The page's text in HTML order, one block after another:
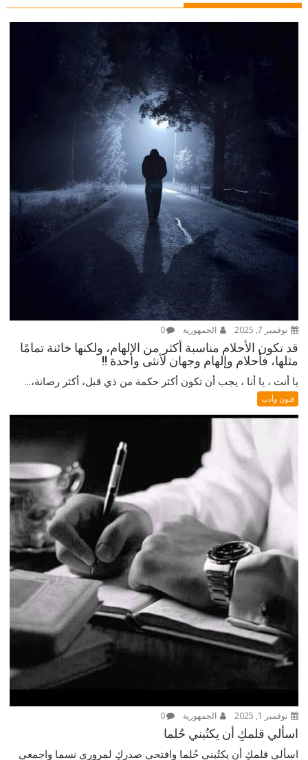
نوفمبر 7, 2025 الجمهورية 0
قد تكون الأحلام مناسبة أكثر من الإلهام، ولكنها خائنة تمامًا
مثلها، فأحلام وإلهام وجهان لأنثى واحدة !!
يا أنت ، يا أنا ، يجب أن تكون أكثر حكمة من ذي قبل، أكثر رصانة،...
فنون وأدب
نوفمبر 1, 2025 الجمهورية 0
اسألي قلمكِ أن يكتُبني حُلما
اسألي قلمكِ أن يكتُبني حُلما وافتحي صدركِ لمروري نسما واجمعي